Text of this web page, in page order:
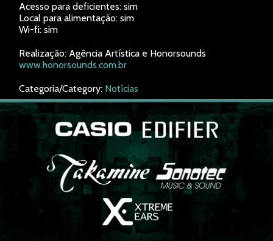
Acesso para deficientes: sim
Local para alimentação: sim
Wi-fi: sim
Realização: Agência Artística e Honorsounds
www.honorsounds.com.br
Categoria/Category: Notícias